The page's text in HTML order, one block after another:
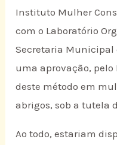
Instituto Mulher
com o Laboratório
Secretaria Municipal
uma aprovação,
deste método em
abrigos, sob a tutela
Ao todo, estariam